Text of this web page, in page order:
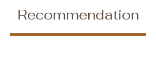
Recommendation